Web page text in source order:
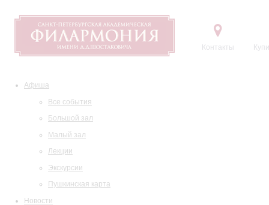
Контакты
Афиша
Все события
Большой зал
Малый зал
Лекции
Экскурсии
Пушкинская карта
Новости